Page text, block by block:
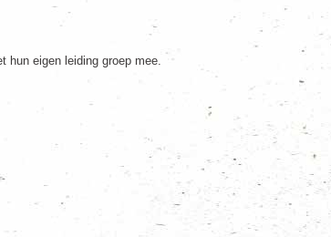
hun eigen leiding groep mee.